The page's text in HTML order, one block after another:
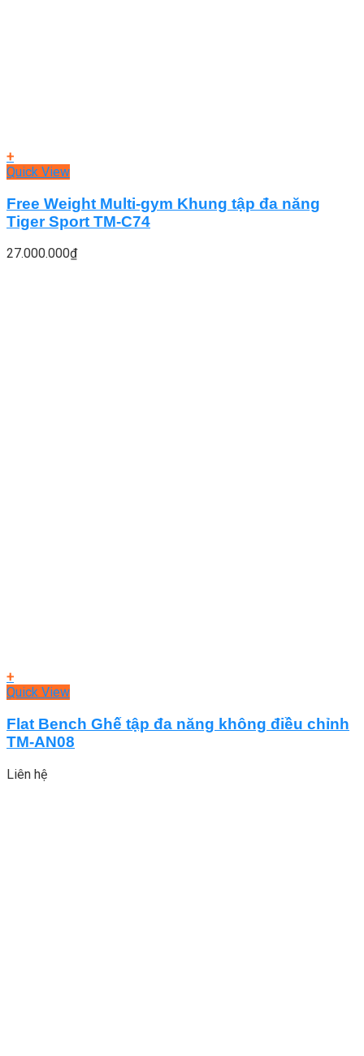
+
Quick View
Free Weight Multi-gym Khung tập đa năng
Tiger Sport TM-C74
27.000.000₫
+
Quick View
Flat Bench Ghế tập đa năng không điều chỉnh
TM-AN08
Liên hệ